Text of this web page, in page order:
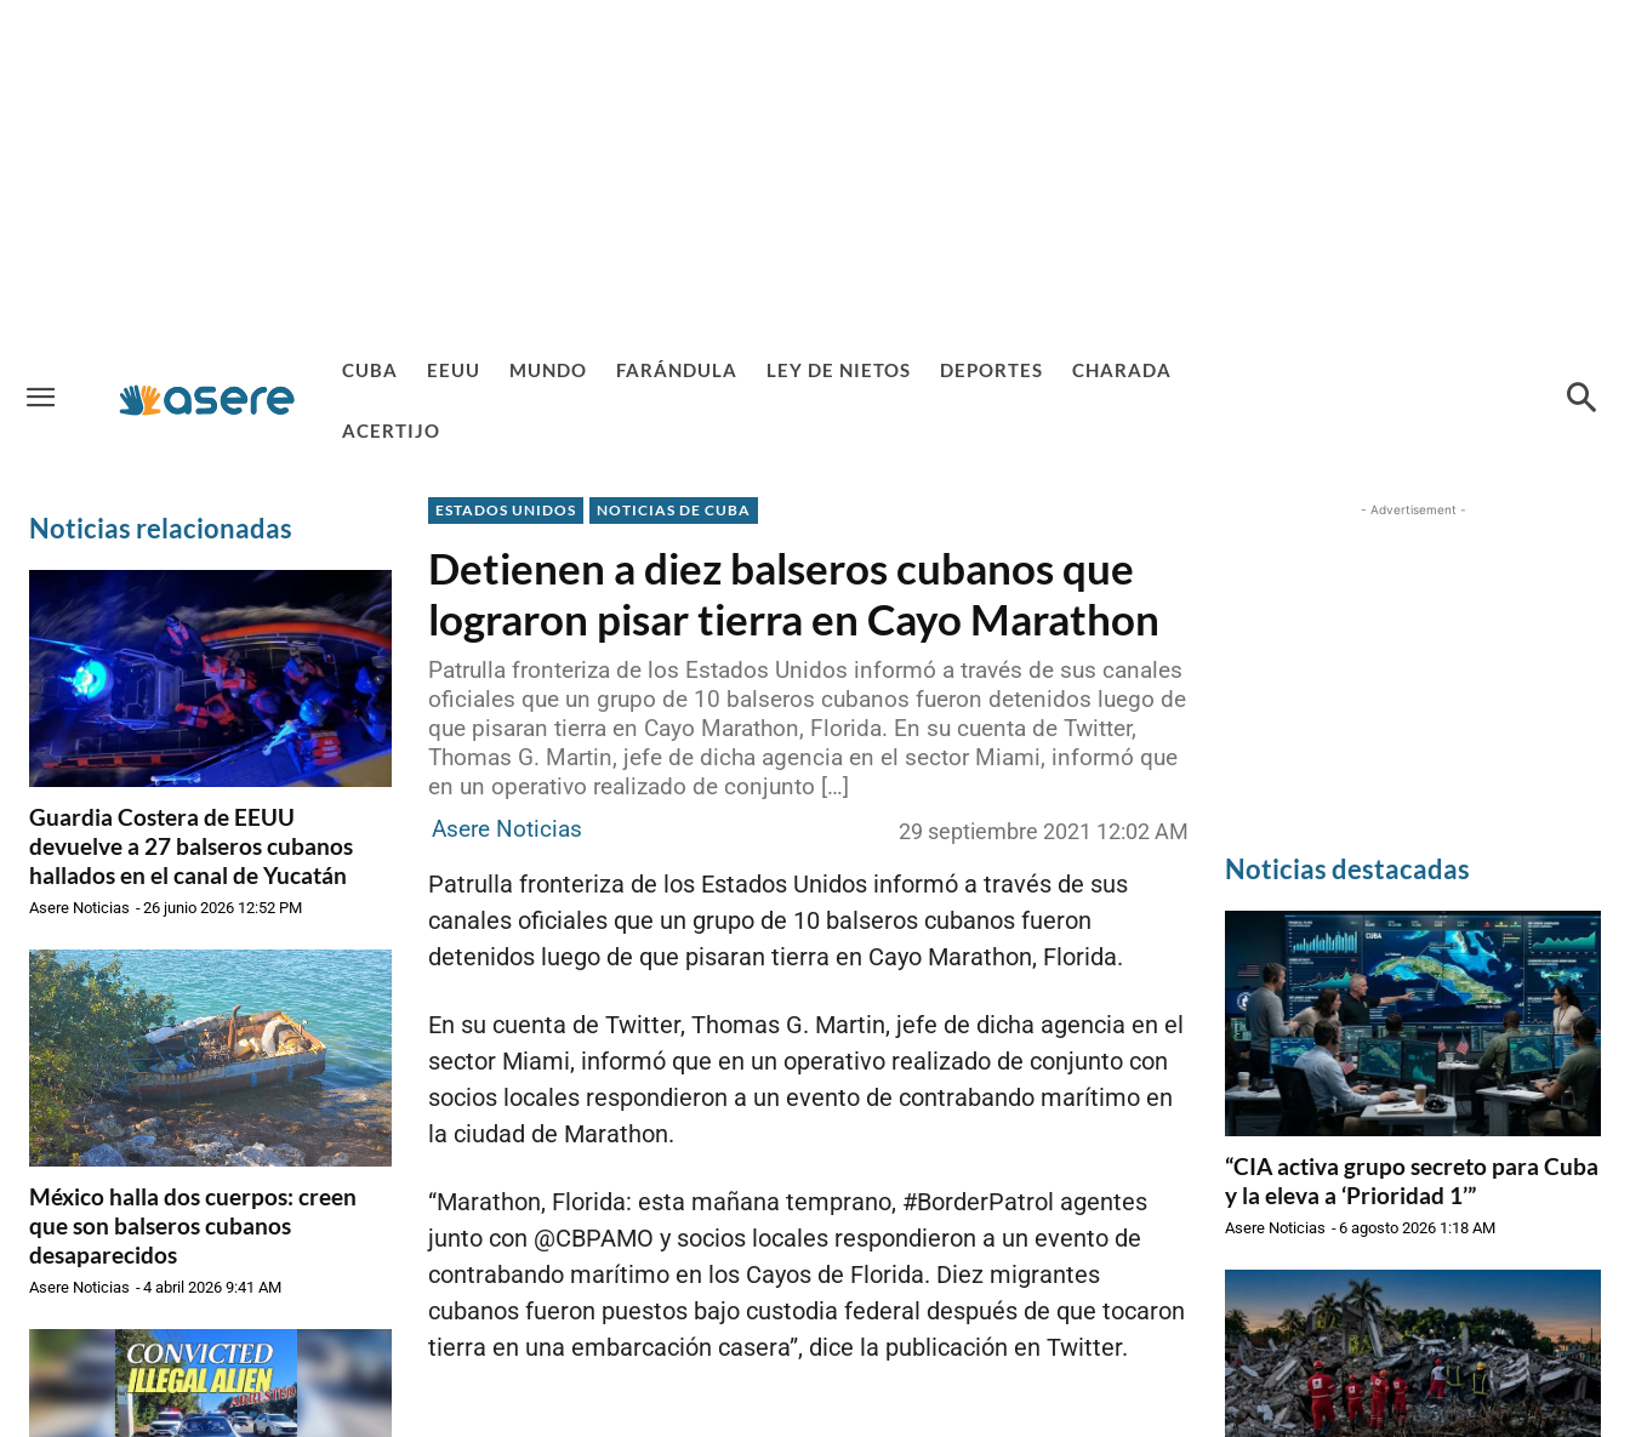
CUBA EEUU MUNDO FARÁNDULA LEY DE NIETOS DEPORTES CHARADA
ACERTIJO
Noticias relacionadas
Guardia Costera de EEUU
devuelve a 27 balseros cubanos
hallados en el canal de Yucatán
Asere Noticias -26 junio 2026 12:52 PM
México halla dos cuerpos: creen
que son balseros cubanos
desaparecidos
Asere Noticias -4 abril 2026 9:41 AM
ESTADOS UNIDOS NOTICIAS DE CUBA
Detienen a diez balseros cubanos que
lograron pisar tierra en Cayo Marathon
Patrulla fronteriza de los Estados Unidos informó a través de sus canales
oficiales que un grupo de 10 balseros cubanos fueron detenidos luego de
que pisaran tierra en Cayo Marathon, Florida. En su cuenta de Twitter,
Thomas G. Martin, jefe de dicha agencia en el sector Miami, informó que
en un operativo realizado de conjunto […]
Asere Noticias
29 septiembre 2021 12:02 AM
Patrulla fronteriza de los Estados Unidos informó a través de sus
canales oficiales que un grupo de 10 balseros cubanos fueron
detenidos luego de que pisaran tierra en Cayo Marathon, Florida.
En su cuenta de Twitter, Thomas G. Martin, jefe de dicha agencia en el
sector Miami, informó que en un operativo realizado de conjunto con
socios locales respondieron a un evento de contrabando marítimo en
la ciudad de Marathon.
“Marathon, Florida: esta mañana temprano, #BorderPatrol agentes
junto con @CBPAMO y socios locales respondieron a un evento de
contrabando marítimo en los Cayos de Florida. Diez migrantes
cubanos fueron puestos bajo custodia federal después de que tocaron
tierra en una embarcación casera”, dice la publicación en Twitter.
- Advertisement -
Noticias destacadas
“CIA activa grupo secreto para Cuba
y la eleva a ‘Prioridad 1’”
Asere Noticias -6 agosto 2026 1:18 AM